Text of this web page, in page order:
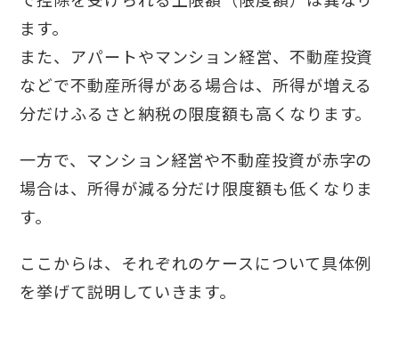
ます。
また、アパートやマンション経営、不動産投資
などで不動産所得がある場合は、所得が増える
分だけふるさと納税の限度額も高くなります。
一方で、マンション経営や不動産投資が赤字の
場合は、所得が減る分だけ限度額も低くなりま
す。
ここからは、それぞれのケースについて具体例
を挙げて説明していきます。